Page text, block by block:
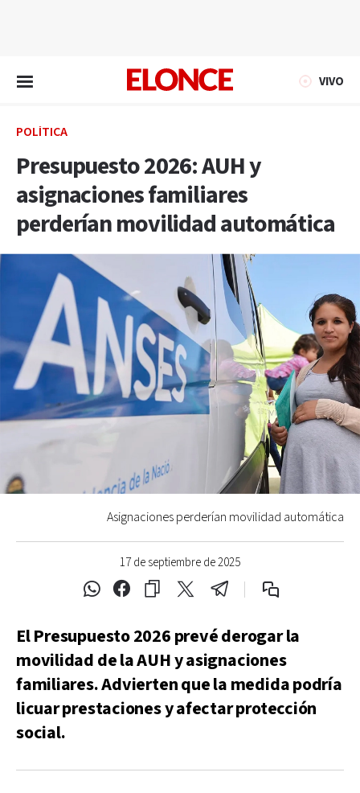
VIVO
POLÍTICA
Presupuesto 2026: AUH y
asignaciones familiares
perderían movilidad automática
17 de septiembre de 2025
Asignaciones perderían movilidad automática
El Presupuesto 2026 prevé derogar la
movilidad de la AUH y asignaciones
familiares. Advierten que la medida podría
licuar prestaciones y afectar protección
social.